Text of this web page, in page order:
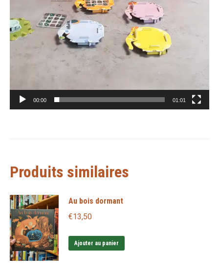
00:00 01:01
Produits similaires
Au bois dormant
€13,50
Ajouter au panier